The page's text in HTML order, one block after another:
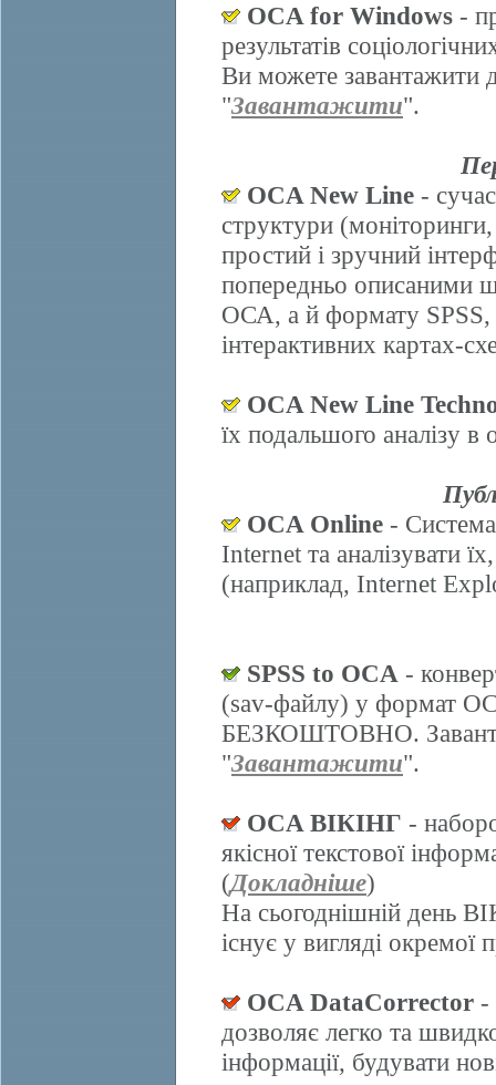
OCA for Windows -
результатів
Ви можете завантажити
"Завантажити".
OCA New Line -
структури
простий і зручний
попередньо описаними
ОСА, а й формату SPSS,
інтерактивних картах-
OCA New Line
їх подальшого аналізу
OCA Online -
Internet та аналізувати
(наприклад, Internet
SPSS to OCA -
(sav-файлу) у формат
БЕЗКОШТОВНО.
"Завантажити".
OCA ВІКІНГ -
якісної текстової
(Докладніше)
На сьогоднішній день
існує у вигляді окремої
OCA DataCorrector -
дозволяє легко та
інформації, будувати